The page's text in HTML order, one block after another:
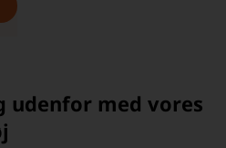
udenfor med vores